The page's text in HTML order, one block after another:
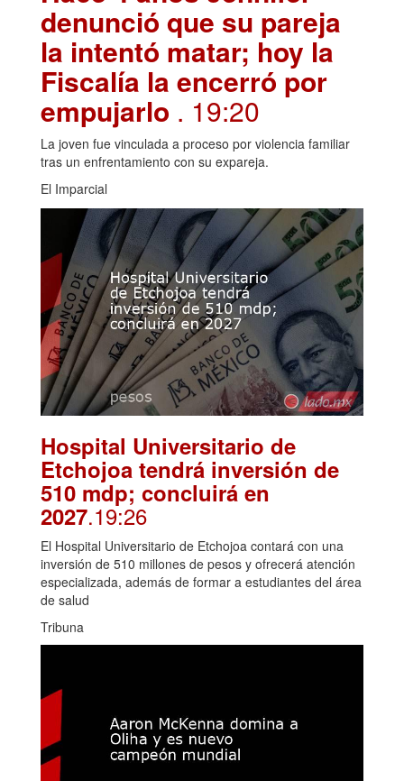
denunció que su pareja
la intentó matar; hoy la
Fiscalía la encerró por
empujarlo . 19:20
La joven fue vinculada a proceso por violencia familiar
tras un enfrentamiento con su expareja.
El Imparcial
Hospital Universitario de
Etchojoa tendrá inversión de
510 mdp; concluirá en
2027.19:26
El Hospital Universitario de Etchojoa contará con una
inversión de 510 millones de pesos y ofrecerá atención
especializada, además de formar a estudiantes del área
de salud
Tribuna